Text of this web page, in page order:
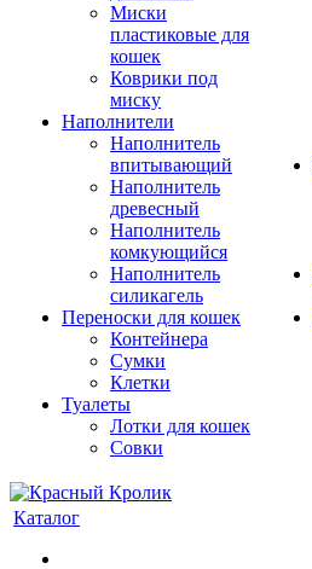
Миски
пластиковые для
кошек
Коврики под
миску
Наполнители
Наполнитель
впитывающий
Наполнитель
древесный
Наполнитель
комкующийся
Наполнитель
силикагель
Переноски для кошек
Контейнера
Сумки
Клетки
Туалеты
Лотки для кошек
Совки
Каталог